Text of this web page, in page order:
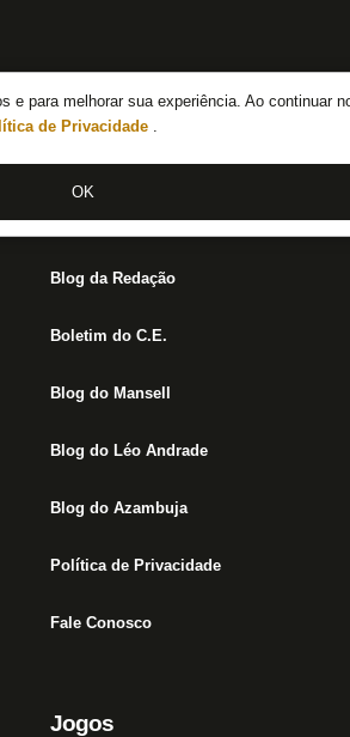
e para melhorar sua experiência. Ao continuar
de Privacidade .
OK
Notícias do Botafogo
Fórum
Jogos
Blog da Redação
Boletim do C.E.
Blog do Mansell
Blog do Léo Andrade
Blog do Azambuja
Política de Privacidade
Fale Conosco
Jogos
lateral-direito do